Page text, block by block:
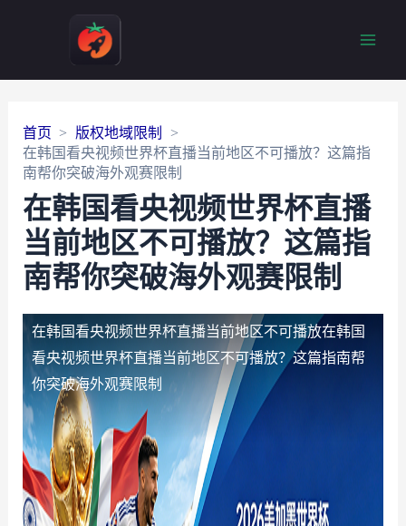
首页
版权地域限制
在韩国看央视频世界杯直播当前地区不可播放？这篇指
南帮你突破海外观赛限制
在韩国看央视频世界杯直播
当前地区不可播放？这篇指
南帮你突破海外观赛限制
在韩国看央视频世界杯直播当前地区不可播放在韩国
看央视频世界杯直播当前地区不可播放？这篇指南帮
你突破海外观赛限制